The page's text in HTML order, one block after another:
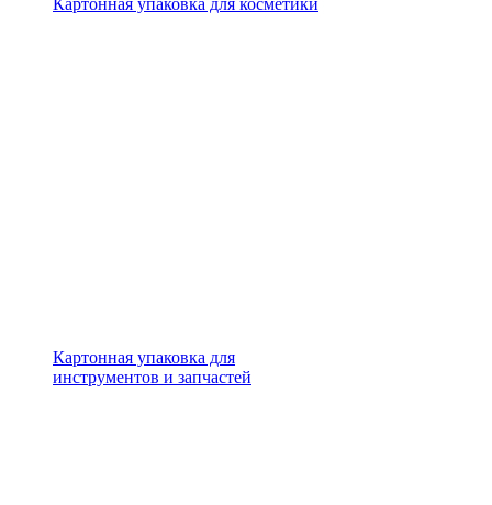
Картонная упаковка для
инструментов и запчастей